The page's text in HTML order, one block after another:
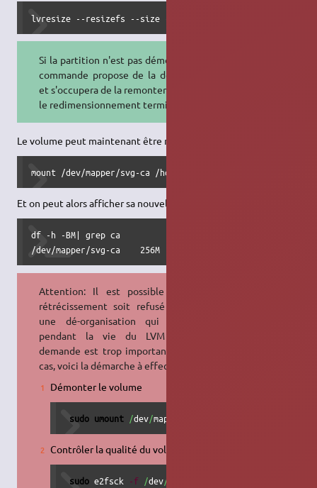
lvresize --resizefs --size -256M /dev/mapper/svg-ca
Si la partition n'est pas démontée, la
commande propose de la démonter
et s'occupera de la remonter une fois
le redimensionnement terminé.
Le volume peut maintenant être monté :
mount /dev/mapper/svg-ca /home/ca
Et on peut alors afficher sa nouvelle taille :
df -h -BM| grep ca
/dev/mapper/svg-ca    256M  230M   27M  90% /home/ca
Attention: Il est possible que le
rétrécissement soit refusé suite à
une dé-organisation qui se fait
pendant la vie du LVM car la
demande est trop importante. Dans
cas, voici la démarche à effectuer:
Démonter le volume
sudo umount /dev/mapper
Contrôler la qualité du volume
sudo e2fsck -f /dev/